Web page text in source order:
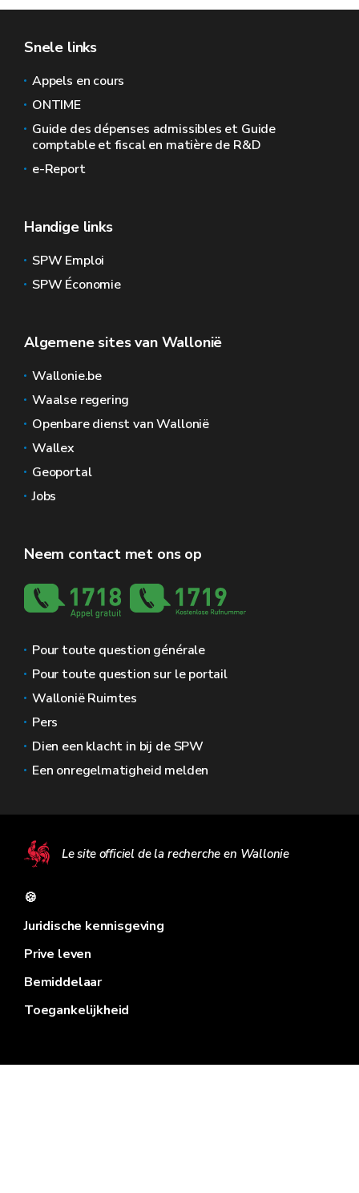
Snele links
Appels en cours
ONTIME
Guide des dépenses admissibles et Guide
comptable et fiscal en matière de R&D
e-Report
Handige links
SPW Emploi
SPW Économie
Algemene sites van Wallonië
Wallonie.be
Waalse regering
Openbare dienst van Wallonië
Wallex
Geoportal
Jobs
Neem contact met ons op
Pour toute question générale
Pour toute question sur le portail
Wallonië Ruimtes
Pers
Dien een klacht in bij de SPW
Een onregelmatigheid melden
Le site officiel de la recherche en Wallonie
🍪
Juridische kennisgeving
Prive leven
Bemiddelaar
Toegankelijkheid